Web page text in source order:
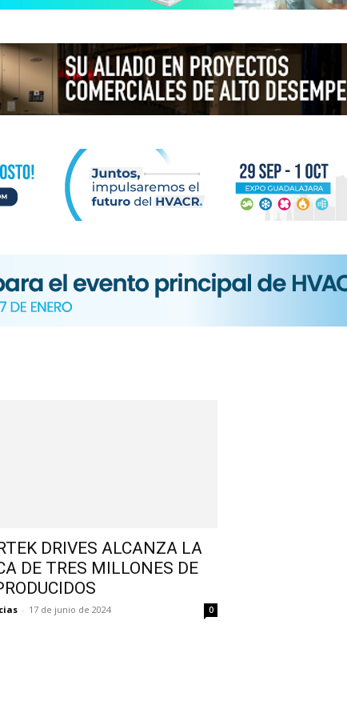
DRIVES ALCANZA LA
DE TRES MILLONES DE
- 17 de junio de 2024 0